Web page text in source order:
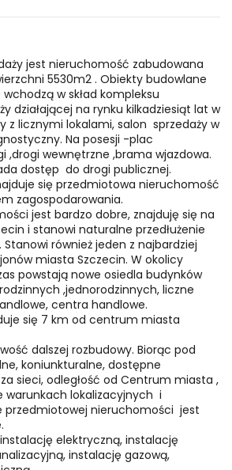
jest nieruchomość zabudowana
5530m2 . Obiekty budowlane
wchodzą w skład kompleksu
działającej na rynku kilkadziesiąt lat w
z licznymi lokalami, salon sprzedaży w
Na posesji -plac
,drogi wewnętrzne ,brama wjazdowa.
dostęp do drogi publicznej.
się przedmiotowa nieruchomość
zagospodarowania.
jest bardzo dobre, znajduję się na
i stanowi naturalne przedłużenie
również jeden z najbardziej
miasta Szczecin. W okolicy
powstają nowe osiedla budynków
,jednorodzinnych, liczne
centra handlowe.
się 7 km od centrum miasta
dalszej rozbudowy. Biorąc pod
koniunkturalne, dostępne
sieci, odległość od Centrum miasta ,
warunkach lokalizacyjnych i
przedmiotowej nieruchomości jest
elektryczną, instalację
instalację gazową,